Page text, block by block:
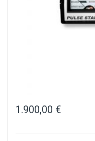
1.900,00 €